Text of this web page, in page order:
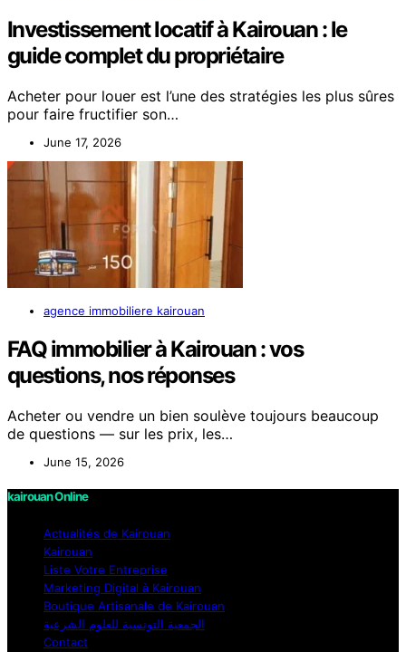
Investissement locatif à Kairouan : le
guide complet du propriétaire
Acheter pour louer est l’une des stratégies les plus sûres
pour faire fructifier son…
June 17, 2026
agence immobiliere kairouan
FAQ immobilier à Kairouan : vos
questions, nos réponses
Acheter ou vendre un bien soulève toujours beaucoup
de questions — sur les prix, les…
June 15, 2026
kairouan Online
Actualités de Kairouan
Kairouan
Liste Votre Entreprise
Marketing Digital à Kairouan
Boutique Artisanale de Kairouan
الجمعية التونسية للعلوم الشرعية
Contact